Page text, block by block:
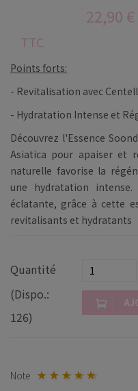
22,90 €
TTC
Points forts:
- Revitalisation avec
- Hydratation Intense et
Découvrez l'Essence
Asiatica pour apaiser et
naturelle favorise la
une hydratation
éclatante, grâce à cette
revitalisants et hydratants
Quantité
(Dispo.:
126)
Note